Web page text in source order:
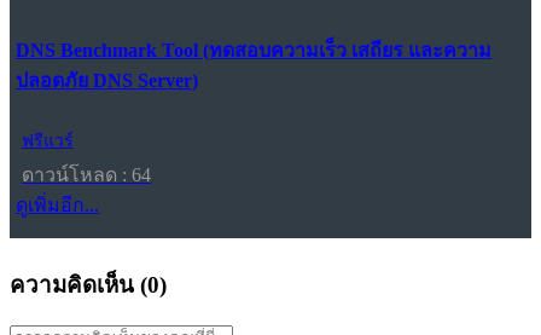
DNS Benchmark Tool (ทดสอบความเร็ว เสถียร และความ
ปลอดภัย DNS Server)
ฟรีแวร์
ดาวน์โหลด : 64
ดูเพิ่มอีก...
ความคิดเห็น (0)